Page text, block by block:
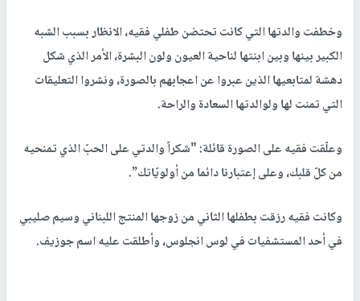
وخطفت والدتها التي كانت تحتضن طفلي فقيه، الانظار بسبب الشبه
الكبير بينها وبين ابنتها لناحية العيون ولون البشرة، الأمر الذي شكل
دهشة لمتابعيها الذين عبروا عن اعجابهم بالصورة، ونشروا التعليقات
التي تمنت لها ولوالدتها السعادة والراحة.
وعلّقت فقيه على الصورة قائلة: "شكراً والدتي على الحبّ الذي تمنحيه
من كلّ قلبك، وعلى إعتبارنا دائما من أولويّاتك”.
وكانت فقيه رزقت بطفلها الثاني من زوجها المنتج اللبناني وسيم صليبي
في أحد المستشفيات في لوس انجلوس، وأطلقت عليه اسم جوزيف.